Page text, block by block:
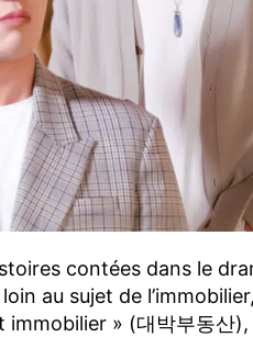
contées dans le
au sujet de
» (대박부동산